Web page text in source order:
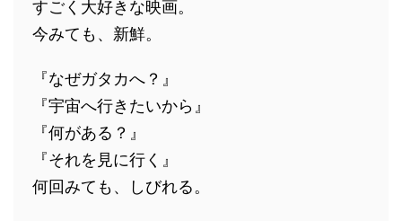
すごく大好きな映画。
今みても、新鮮。
『なぜガタカへ？』
『宇宙へ行きたいから』
『何がある？』
『それを見に行く』
何回みても、しびれる。